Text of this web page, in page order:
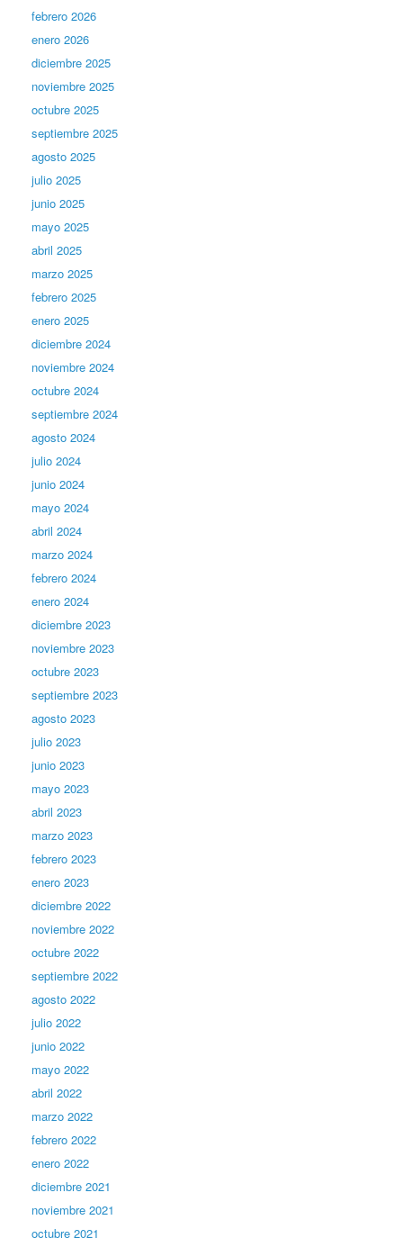
febrero 2026
enero 2026
diciembre 2025
noviembre 2025
octubre 2025
septiembre 2025
agosto 2025
julio 2025
junio 2025
mayo 2025
abril 2025
marzo 2025
febrero 2025
enero 2025
diciembre 2024
noviembre 2024
octubre 2024
septiembre 2024
agosto 2024
julio 2024
junio 2024
mayo 2024
abril 2024
marzo 2024
febrero 2024
enero 2024
diciembre 2023
noviembre 2023
octubre 2023
septiembre 2023
agosto 2023
julio 2023
junio 2023
mayo 2023
abril 2023
marzo 2023
febrero 2023
enero 2023
diciembre 2022
noviembre 2022
octubre 2022
septiembre 2022
agosto 2022
julio 2022
junio 2022
mayo 2022
abril 2022
marzo 2022
febrero 2022
enero 2022
diciembre 2021
noviembre 2021
octubre 2021